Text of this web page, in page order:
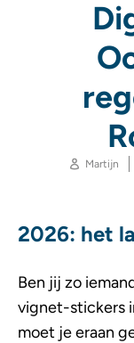
Martijn
2026: het
Ben jij zo
vignet-stickers
moet je eraan